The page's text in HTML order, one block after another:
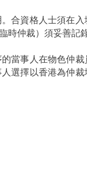
資格人士須在入
仲裁）須妥善記
事人在物色仲裁
選擇以香港為仲